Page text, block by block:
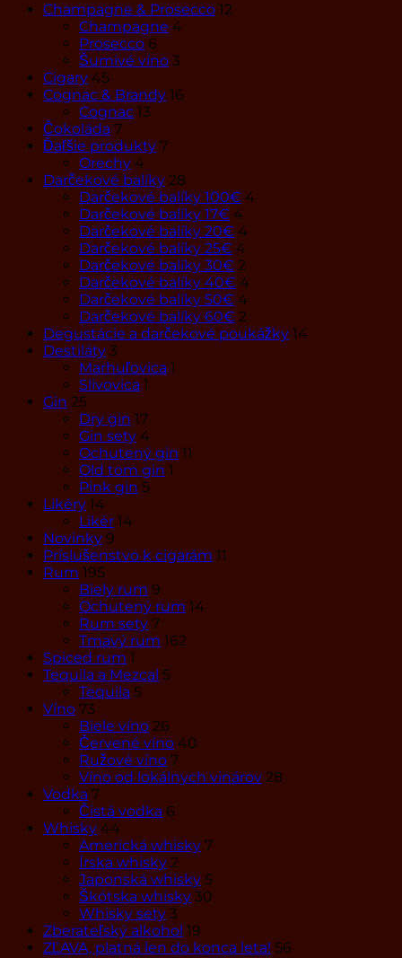
Champagne & Prosecco 12
Champagne 4
Prosecco 6
Šumivé víno 3
Cigary 45
Cognac & Brandy 16
Cognac 13
Čokoláda 7
Ďaľšie produkty 7
Orechy 4
Darčekové balíky 28
Darčekové balíky 100€ 4
Darčekové balíky 17€ 4
Darčekové balíky 20€ 4
Darčekové balíky 25€ 4
Darčekové balíky 30€ 2
Darčekové balíky 40€ 4
Darčekové balíky 50€ 4
Darčekové balíky 60€ 2
Degustácie a darčekové poukážky 14
Destiláty 3
Marhuľovica 1
Slivovica 1
Gin 25
Dry gin 17
Gin sety 4
Ochutený gin 11
Old tom gin 1
Pink gin 5
Likéry 14
Likér 14
Novinky 9
Príslušenstvo k cigarám 11
Rum 195
Biely rum 9
Ochutený rum 14
Rum sety 7
Tmavý rum 162
Spiced rum 1
Tequila a Mezcal 5
Tequila 5
Víno 73
Biele víno 26
Červené víno 40
Ružové víno 7
Víno od lokálnych vinárov 28
Vodka 7
Čistá vodka 6
Whisky 44
Americká whisky 7
Írska whisky 2
Japonská whisky 5
Škótska whisky 30
Whisky sety 3
Zberateľský alkohol 19
ZĽAVA, platná len do konca leta! 56